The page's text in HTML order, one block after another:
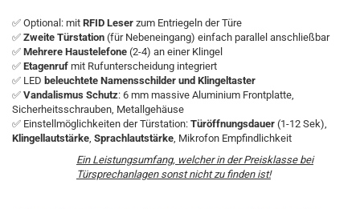
✅ Optional: mit RFID Leser zum Entriegeln der Türe
✅ Zweite Türstation (für Nebeneingang) einfach parallel anschließbar
✅ Mehrere Haustelefone (2-4) an einer Klingel
✅ Etagenruf mit Rufunterscheidung integriert
✅ LED beleuchtete Namensschilder und Klingeltaster
✅ Vandalismus Schutz: 6 mm massive Aluminium Frontplatte,
Sicherheitsschrauben, Metallgehäuse
✅ Einstellmöglichkeiten der Türstation: Türöffnungsdauer (1-12 Sek),
Klingellautstärke, Sprachlautstärke, Mikrofon Empfindlichkeit
Ein Leistungsumfang, welcher in der Preisklasse bei
Türsprechanlagen sonst nicht zu finden ist!